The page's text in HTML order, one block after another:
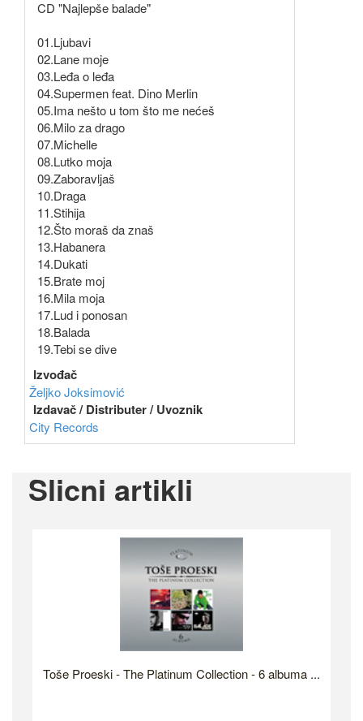
CD "Najlepše balade"
01.Ljubavi
02.Lane moje
03.Leđa o leđa
04.Supermen feat. Dino Merlin
05.Ima nešto u tom što me nećeš
06.Milo za drago
07.Michelle
08.Lutko moja
09.Zaboravljaš
10.Draga
11.Stihija
12.Što moraš da znaš
13.Habanera
14.Dukati
15.Brate moj
16.Mila moja
17.Lud i ponosan
18.Balada
19.Tebi se dive
Izvođač
Željko Joksimović
Izdavač / Distributer / Uvoznik
City Records
Slicni artikli
Toše Proeski - The Platinum Collection - 6 albuma ...